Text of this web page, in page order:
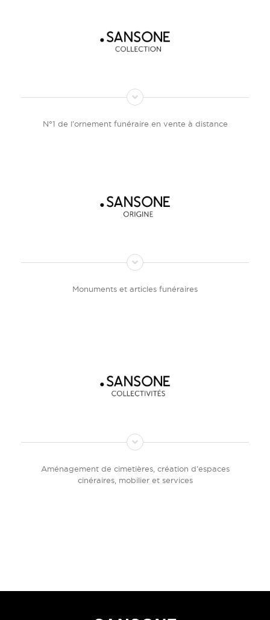
N°1 de l’ornement funéraire en vente à distance
Monuments et articles funéraires
Aménagement de cimetières, création d’espaces
cinéraires, mobilier et services